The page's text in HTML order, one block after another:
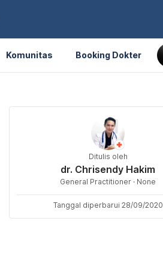
Komunitas Booking Dokter
Ditulis oleh
dr. Chrisendy Hakim
General Practitioner · None
Tanggal diperbarui 28/09/2020